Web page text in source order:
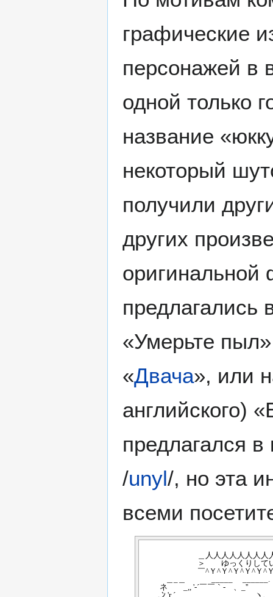
графические
персонажей в
одной только
название
некоторый
получили
других
оригинальной
предлагались
«Умерьте
«Двача», или
английского)
предлагался в
/unyl/, но эта
всеми
＿人人人人人人人人人人人
＞　　ゆっくりしていって
￣^Ｙ^Ｙ^Ｙ^Ｙ^Ｙ^Ｙ^Ｙ^
＿_＿　　　 _____　 ______.
ネ　　_,, '-´￣￣｀-ゝ、_''　　　
, ﾝ 'r ´　　　　　　　　　　ヽ、